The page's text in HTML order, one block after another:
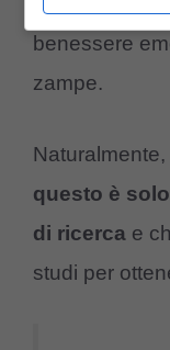
benessere
zampe.
Naturalmente,
questo è
di ricerca e
studi per